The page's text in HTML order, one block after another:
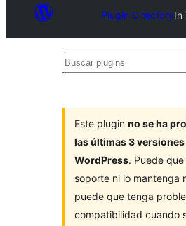
Plugin DirectoryIn
Buscar
Este plugin no se ha
las últimas 3
WordPress. Puede
soporte ni lo mantenga
puede que tenga
compatibilidad cuando